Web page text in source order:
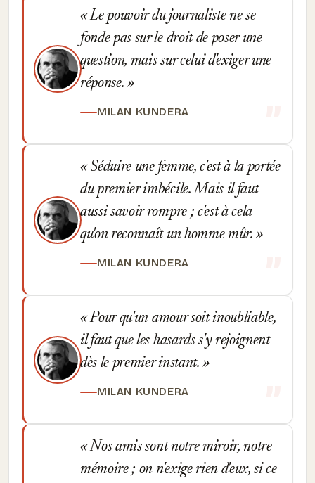
Le pouvoir du journaliste ne se
fonde pas sur le droit de poser une
question, mais sur celui d'exiger une
réponse.
MILAN KUNDERA
Séduire une femme, c'est à la portée
du premier imbécile. Mais il faut
aussi savoir rompre ; c'est à cela
qu'on reconnaît un homme mûr.
MILAN KUNDERA
Pour qu'un amour soit inoubliable,
il faut que les hasards s'y rejoignent
dès le premier instant.
MILAN KUNDERA
Nos amis sont notre miroir, notre
mémoire ; on n'exige rien d'eux, si ce